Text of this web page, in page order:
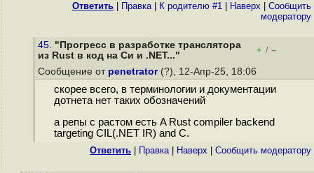
Ответить Правка| К родителю #1 Наверх
Cообщить
модератору
45. "Прогресс в разработке транслятора
из Rust в код на Cи и .NET..."
+ / –
Сообщение от penetrator(?), 12-Апр-25, 18:06
скорее всего, в терминологии и документации
дотнета нет таких обозначений
а репы с растом есть A Rust compiler backend
targeting CIL(.NET IR) and C.
Ответить Правка| Наверх Cообщить модератору